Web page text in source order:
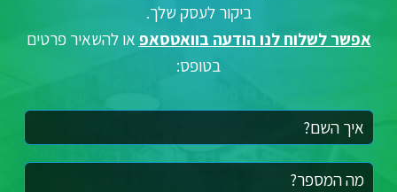
ביקור לעסק שלך.
אפשר לשלוח לנו הודעה בוואטסאפ או להשאיר פרטים
בטופס: